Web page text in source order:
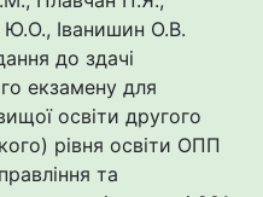
Ю.О., Іванишин О.В.
до здачі
екзамену для
освіти другого
рівня освіти ОПП
та